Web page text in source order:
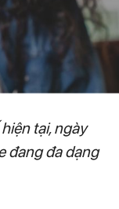
tại, ngày
đang đa dạng